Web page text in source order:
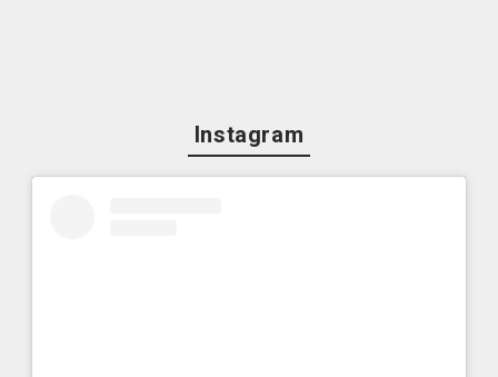
Instagram